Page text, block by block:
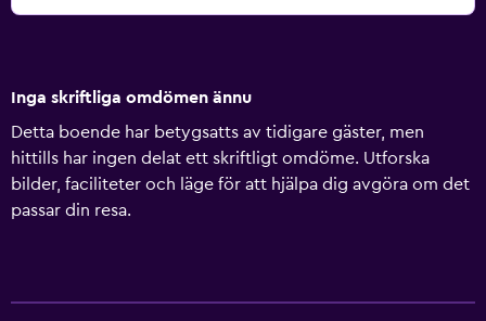
Inga skriftliga omdömen ännu
Detta boende har betygsatts av tidigare gäster, men
hittills har ingen delat ett skriftligt omdöme. Utforska
bilder, faciliteter och läge för att hjälpa dig avgöra om det
passar din resa.